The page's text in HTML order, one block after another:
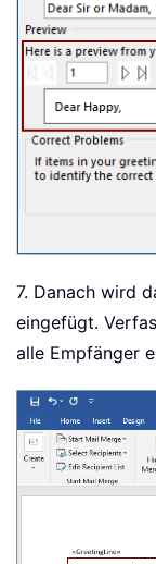
7. Danach wird
eingefügt.
alle Empfänger